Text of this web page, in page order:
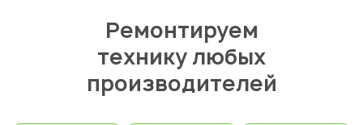
Ремонтируем
технику любых
производителей